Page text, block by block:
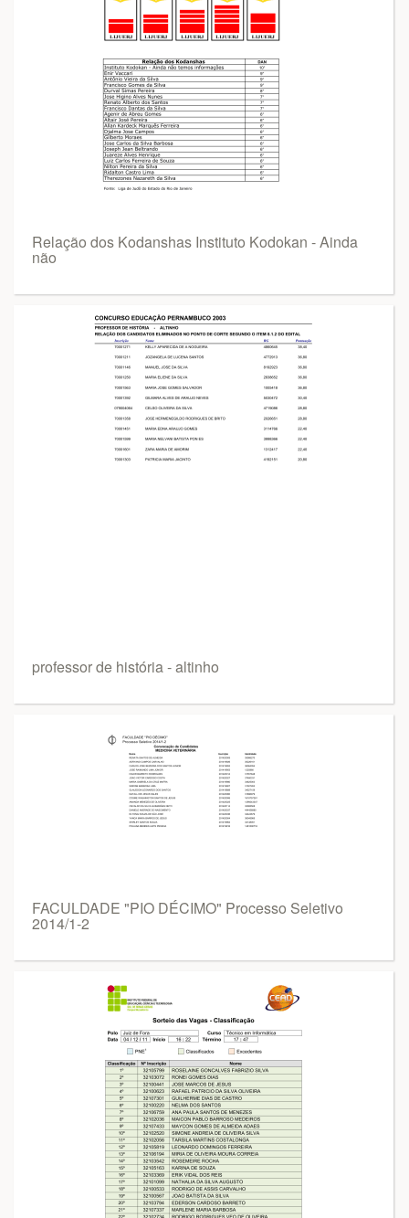
Relação dos Kodanshas Instituto Kodokan - Ainda
não
professor de história - altinho
FACULDADE "PIO DÉCIMO" Processo Seletivo
2014/1-2